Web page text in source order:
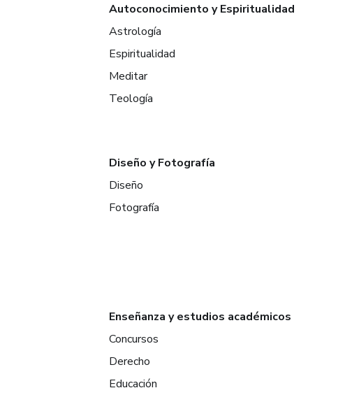
Autoconocimiento y Espiritualidad
Astrología
Espiritualidad
Meditar
Teología
Diseño y Fotografía
Diseño
Fotografía
Enseñanza y estudios académicos
Concursos
Derecho
Educación